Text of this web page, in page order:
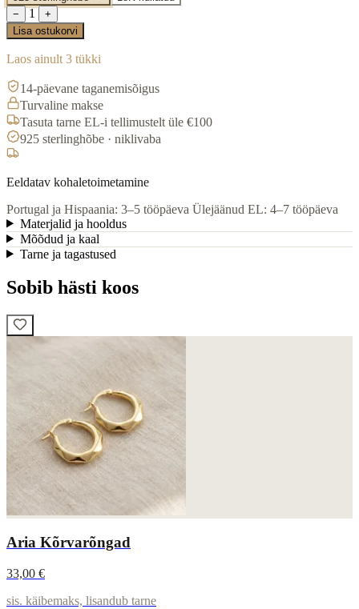
−
1
+
Lisa ostukorvi
Laos ainult 3 tükki
14-päevane taganemisõigus
Turvaline makse
Tasuta tarne EL-i tellimustelt üle €100
925 sterlinghõbe · niklivaba
Eeldatav kohaletoimetamine
Portugal ja Hispaania: 3–5 tööpäeva Ülejäänud EL: 4–7 tööpäeva
Materjalid ja hooldus
Mõõdud ja kaal
Tarne ja tagastused
Sobib hästi koos
Aria Kõrvarõngad
33,00 €
sis. käibemaks, lisandub tarne